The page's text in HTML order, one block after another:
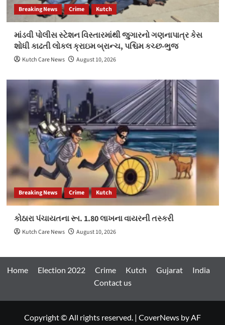
Breaking News Crime Kutch
માંડવી પોલીસ સ્ટેશન વિસ્તારમાંથી જુગારનો ગણનાપાત્ર કેસ
શોધી કાઢતી લોકલ ક્રાઇમ બ્રાન્ચ, પશ્ચિમ કચ્છ-ભુજ
Kutch Care News August 10, 2026
Breaking News Crime Kutch
કોઠારા પંચાયતના રૂા. 1.80 લાખના વાયરની તસ્કરી
Kutch Care News August 10, 2026
Home Election 2022 Crime Kutch Gujarat
India
Contact us
Copyright © All rights reserved. | CoverNews by AF